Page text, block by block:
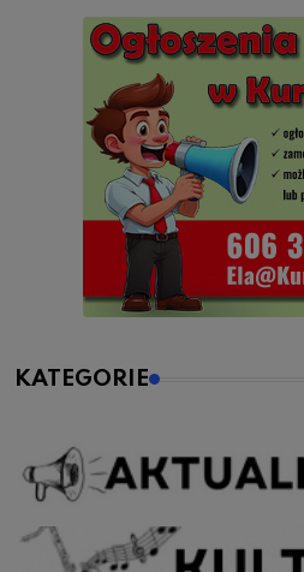
KATEGORIE